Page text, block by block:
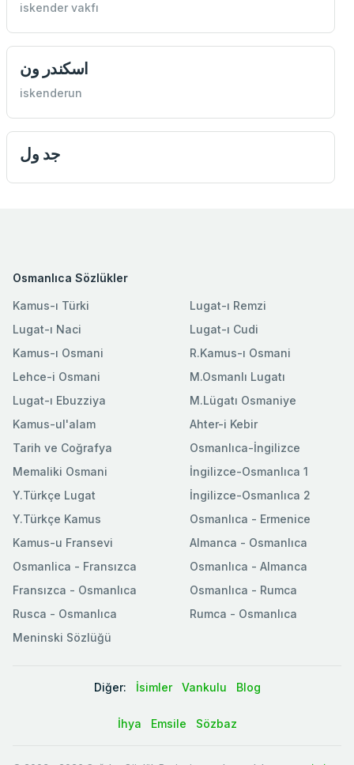
iskender vakfı
اسكندر ون
iskenderun
جد ول
Osmanlıca Sözlükler
Kamus-ı Türki
Lugat-ı Naci
Kamus-ı Osmani
Lehce-i Osmani
Lugat-ı Ebuzziya
Lugat-ı Remzi
Lugat-ı Cudi
R.Kamus-ı Osmani
M.Osmanlı Lugatı
M.Lügatı Osmaniye
Kamus-ul'alam
Tarih ve Coğrafya
Memaliki Osmani
Y.Türkçe Lugat
Y.Türkçe Kamus
Ahter-i Kebir
Osmanlıca-İngilizce
İngilizce-Osmanlıca 1
İngilizce-Osmanlıca 2
Osmanlıca - Ermenice
Kamus-u Fransevi
Osmanlica - Fransızca
Fransızca - Osmanlıca
Rusca - Osmanlıca
Meninski Sözlüğü
Almanca - Osmanlıca
Osmanlıca - Almanca
Osmanlıca - Rumca
Rumca - Osmanlıca
Diğer: İsimler Vankulu Blog
İhya Emsile Sözbaz